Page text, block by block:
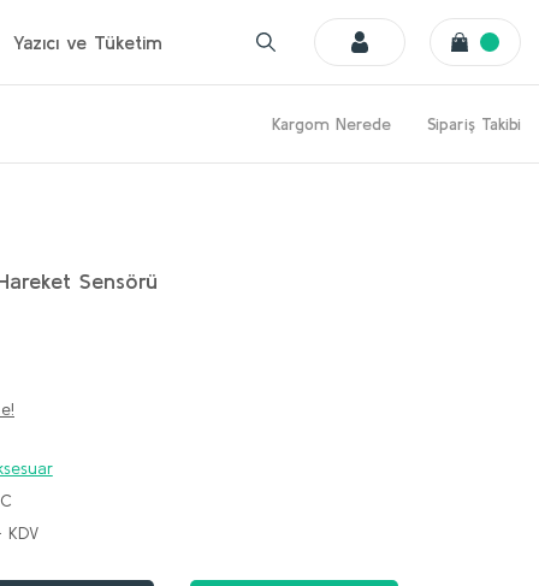
Yazıcı ve Tüketim
Kargom Nerede Sipariş Takibi
Sensörü
KDV